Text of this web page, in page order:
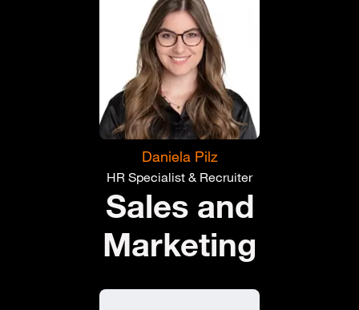
Daniela Pilz
HR Specialist & Recruiter
Sales and
Marketing